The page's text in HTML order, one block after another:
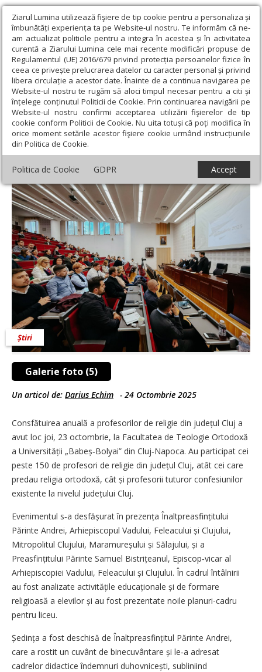
Ziarul Lumina utilizează fişiere de tip cookie pentru a personaliza și
îmbunătăți experiența ta pe Website-ul nostru. Te informăm că ne-
am actualizat politicile pentru a integra în acestea și în activitatea
curentă a Ziarului Lumina cele mai recente modificări propuse de
Regulamentul (UE) 2016/679 privind protecția persoanelor fizice în
ceea ce privește prelucrarea datelor cu caracter personal și privind
libera circulație a acestor date. Înainte de a continua navigarea pe
Website-ul nostru te rugăm să aloci timpul necesar pentru a citi și
înțelege conținutul Politicii de Cookie. Prin continuarea navigării pe
Website-ul nostru confirmi acceptarea utilizării fişierelor de tip
cookie conform Politicii de Cookie. Nu uita totuși că poți modifica în
orice moment setările acestor fişiere cookie urmând instrucțiunile
din Politica de Cookie.
Politica de Cookie GDPR Accept
Ziarul Lumina › Actualitate religioasă › Știri › Consfătuirea
anuală a profesorilor de religie din judeţul Cluj
Consfătuirea anuală a profesorilor de
religie din judeţul Cluj
Galerie foto (5)
Știri
Un articol de: Darius Echim - 24 Octombrie 2025
Consfătuirea anuală a profesorilor de religie din județul Cluj a
avut loc joi, 23 octombrie, la Facultatea de Teologie Ortodoxă
a Universității „Babeș‑Bolyai” din Cluj‑Napoca. Au participat cei
peste 150 de profesori de religie din județul Cluj, atât cei care
predau religia ortodoxă, cât și profesorii tuturor confesiunilor
existente la nivelul județului Cluj.
Evenimentul s‑a desfășurat în prezența Înaltpreasfințitului
Părinte Andrei, Arhiepiscopul Vadului, Feleacului și Clujului,
Mitropolitul Clujului, Maramureșului și Sălajului, și a
Preasfințitului Părinte Samuel Bistrițeanul, Episcop‑vicar al
Arhiepiscopiei Vadului, Feleacului și Clujului. În cadrul întâlnirii
au fost analizate activitățile educaționale și de formare
religioasă a elevilor și au fost prezentate noile planuri-cadru
pentru liceu.
Ședința a fost deschisă de Înaltpreasfințitul Părinte Andrei,
care a rostit un cuvânt de binecuvântare și le‑a adresat
cadrelor didactice îndemnuri duhovnicești, subliniind